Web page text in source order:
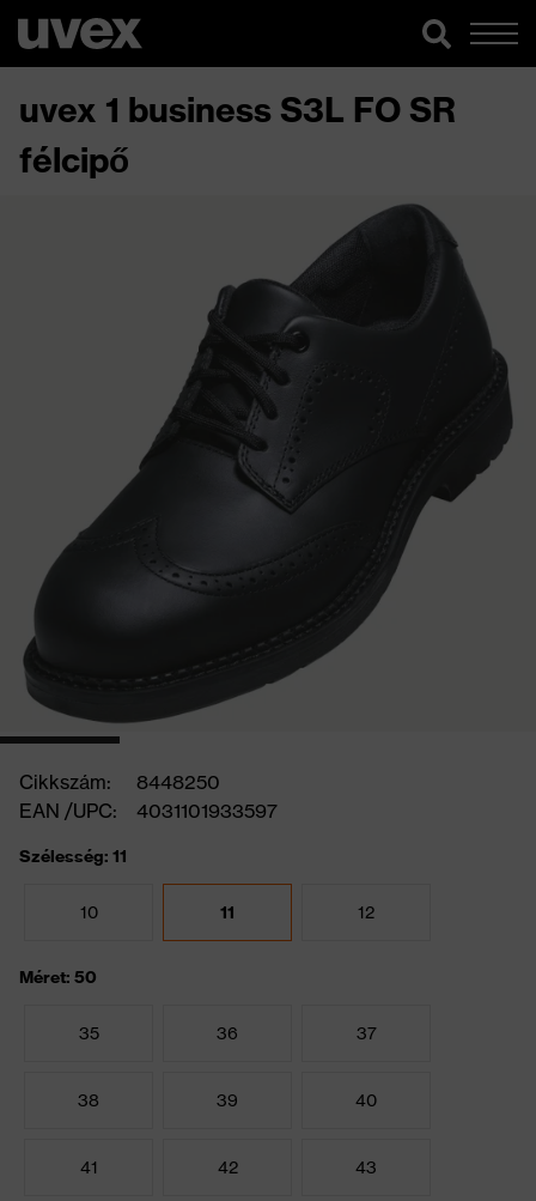
uvex 1 business S3L FO SR
félcipő
Cikkszám:
8448250
EAN /UPC:
4031101933597
Szélesség: 11
10 11 12
Méret: 50
35 36 37
38 39 40
41 42 43